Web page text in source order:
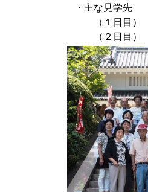
・主な見学先
（１日目） 車中で
（２日目） 浜名湖遊